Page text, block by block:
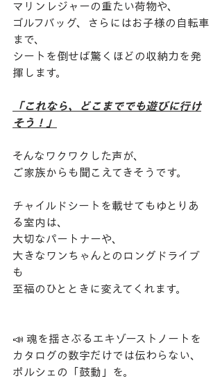
マリンレジャーの重たい荷物や、
ゴルフバッグ、さらにはお子様の自転車
まで、
シートを倒せば驚くほどの収納力を発
揮します。
​「これなら、どこまででも遊びに行け
そう！」
​そんなワクワクした声が、
ご家族からも聞こえてきそうです。
チャイルドシートを載せてもゆとりあ
る室内は、
大切なパートナーや、
大きなワンちゃんとのロングドライブ
も
至福のひとときに変えてくれます。
​📣 魂を揺さぶるエキゾーストノートを
​カタログの数字だけでは伝わらない、
ポルシェの「鼓動」を。